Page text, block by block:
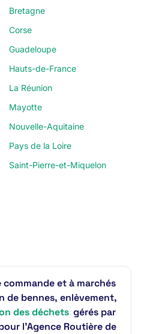
Bretagne
Corse
Guadeloupe
Hauts-de-France
La Réunion
Mayotte
Nouvelle-Aquitaine
Pays de la Loire
Saint-Pierre-et-Miquelon
et à marchés
de bennes, enlèvement,
des déchets gérés par
l'Agence Routière de